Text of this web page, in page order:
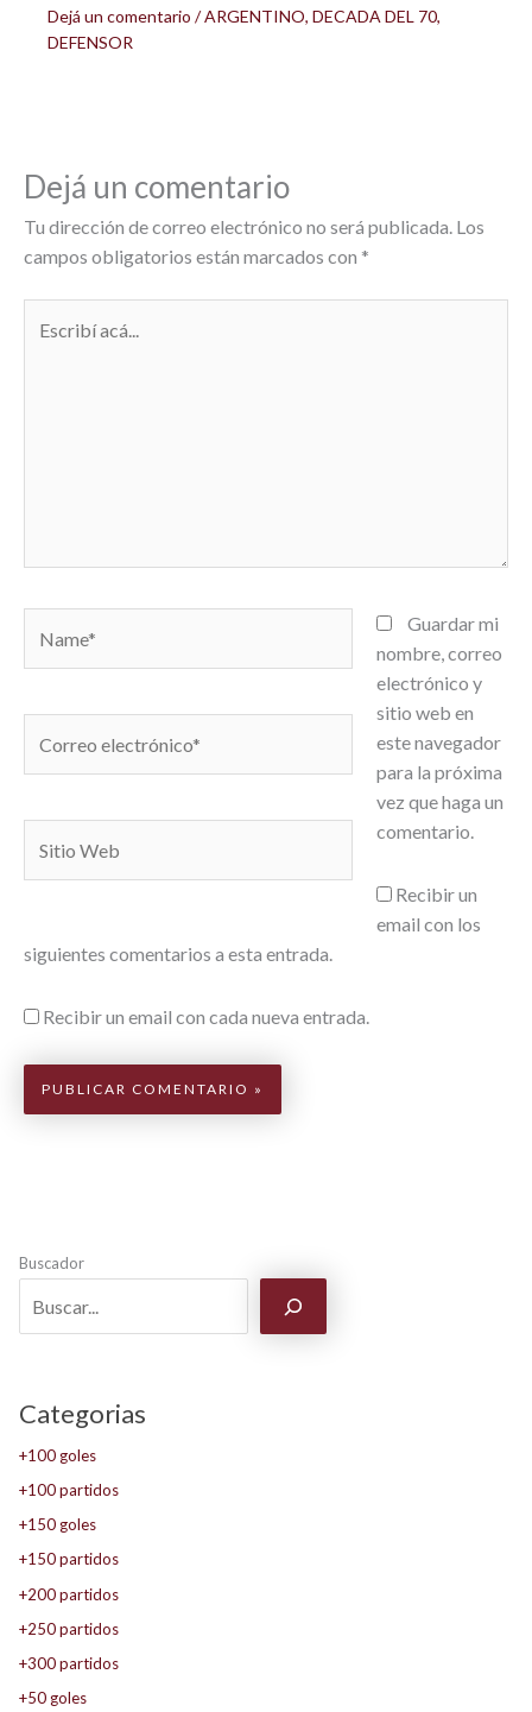
Dejá un comentario /ARGENTINO, DECADA DEL 70,
DEFENSOR
Dejá un comentario
Tu dirección de correo electrónico no será publicada. Los
campos obligatorios están marcados con *
acá...
electrónico*
Web
Guardar mi
nombre, correo
electrónico y
sitio web en
este navegador
para la próxima
vez que haga un
comentario.
Recibir un
email con los
siguientes comentarios a esta entrada.
Recibir un email con cada nueva entrada.
Buscador
Categorias
+100 goles
+100 partidos
+150 goles
+150 partidos
+200 partidos
+250 partidos
+300 partidos
+50 goles